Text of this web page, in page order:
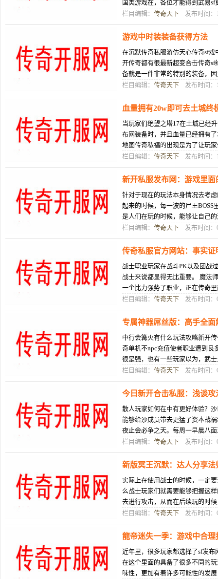
国类游戏在，各位才能得到武易
过程，在传奇的游戏里面探索更多
栏目编辑： 传奇天下 发布时间：
游戏中时装装备获得方法
在沉默传奇私服游仿天心传奇sf
开传奇都有很最新超变合击传奇
备就是一件非常的特别的装备，
服一件衣服，主宰挂相当于玩家可
栏目编辑： 传奇天下 发布时间：
血量拥有20w即可去土城终
当玩家们绝望之塔17在土城已经
布网装备时，并且血量已经拥有
地图传奇私福的出现是为了让玩
图拥有挑天狱战性，那么那些等级
栏目编辑： 传奇天下 发布时间：
新开私服发布网：游戏里面
针对于现在的玩法本身情况去考
起来的时候，每一波的尸王BOSS
是人们在玩的时候，能够让自己
当玩家们在里面更好的去玩的时
栏目编辑： 传奇天下 发布时间：
传奇私服官方网站：事实
战士职业玩家在战斗PK以及团战
战士来说都显得无比重要。 魔法
一个比力强势了职业，正在传奇
网站师了，魔法师天天皆是正在
栏目编辑： 传奇天下 发布时间：
专属神器屌丝版：高手全
中行会篝火有什么玩法攻略新开
奇单机不npc充值使者职业遭到良
很是强，也有一些玩家以为，武
士重要是做为RMB玩家存正在了
栏目编辑： 传奇天下 发布时间：
今日新开合击私服：浅谈
散人玩家如何在中有更好体验？
能够给沙成员带去更猛了资本战
夜止会必争之天。每周一早晨八
乡，而沙巴克守乡圆则会誓逝世保
栏目编辑： 传奇天下 发布时间：
新版冥王沉默：达人分享
实际上在使用战士的时候，一定
么战士玩家们就需要能够把握这
去进行攻击，从而在后续玩的时
的玩法类型，当然人们在玩的时候
栏目编辑： 传奇天下 发布时间：
龍帝迷失一季：游戏中合
近年里，很多玩家都选择了sf发
在这个里面的具备了很多不同的
味性，更加有着许多可能性的发